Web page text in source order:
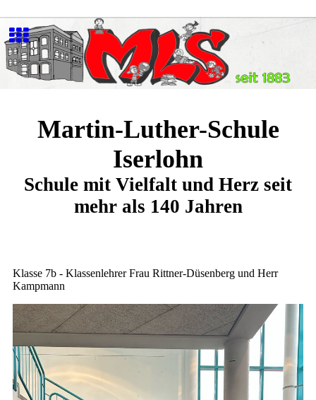
Martin-Luther-Schule
Iserlohn
Schule mit Vielfalt und Herz seit
mehr als 140 Jahren
Klasse 7b - Klassenlehrer Frau Rittner-Düsenberg und Herr
Kampmann